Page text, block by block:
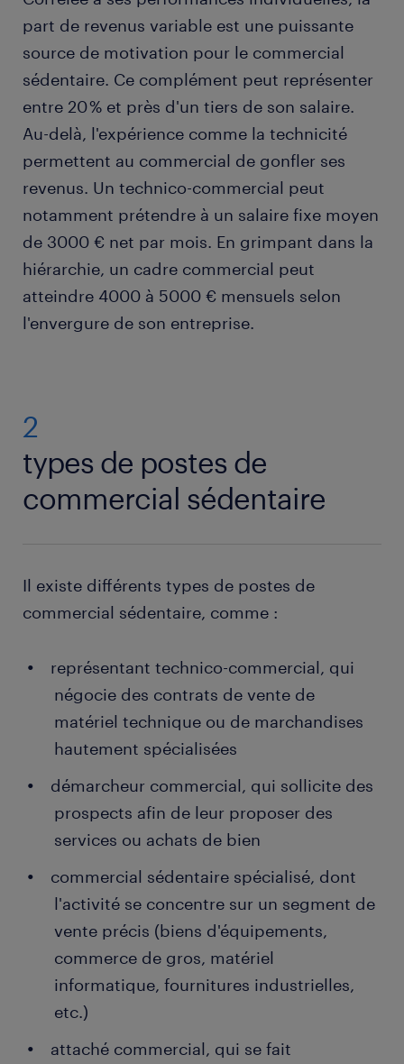
part de revenus variable est une puissante
source de motivation pour le commercial
sédentaire. Ce complément peut représenter
entre 20 % et près d'un tiers de son salaire.
Au-delà, l'expérience comme la technicité
permettent au commercial de gonfler ses
revenus. Un technico-commercial peut
notamment prétendre à un salaire fixe moyen
de 3000 € net par mois. En grimpant dans la
hiérarchie, un cadre commercial peut
atteindre 4000 à 5000 € mensuels selon
l'envergure de son entreprise.
2
types de postes de
commercial sédentaire
Il existe différents types de postes de
commercial sédentaire, comme :
représentant technico-commercial, qui
négocie des contrats de vente de
matériel technique ou de marchandises
hautement spécialisées
démarcheur commercial, qui sollicite des
prospects afin de leur proposer des
services ou achats de bien
commercial sédentaire spécialisé, dont
l'activité se concentre sur un segment de
vente précis (biens d'équipements,
commerce de gros, matériel
informatique, fournitures industrielles,
etc.)
attaché commercial, qui se fait